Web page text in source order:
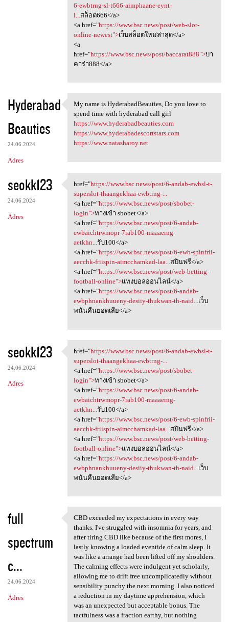
6-ewbtrng-sl-t666-aimphaane-eynt-
l... สล็อต666</a>
<a href="https://www.bsc.news/post/web-slot-
online-newest">เว็บสล็อตใหม่ล่าสุด</a>
<a
href="https://www.bsc.news/post/baccarat888">บา
คาร่า888</a>
Hyderabad
Beauties
24.06.2024
Adres
My name is HyderabadBeauties,
My name is HyderabadBeauties, Do you love to
spend time with hyderabad call girl
https://www.hyderabadbeauties.com
https://www.hyderabadescortstars.com
https://www.natasharoy.net
seokk123
24.06.2024
Adres
href="https://www.bsc.news
href="https://www.bsc.news/post/6-andab-ewbsl-t-
superslot-thaangekhaa-ewbtrng-...
<a href="https://www.bsc.news/post/sbobet-
login">ทางเข้า sbobet</a>
<a href="https://www.bsc.news/post/6-andab-
ewbaichtrwmopr-7rab100-maaaerng-
aetkhn...รับ100</a>
<a href="https://www.bsc.news/post/6-ewb-spinfrii-
aecchk-friispin-aimcchamkad-laa...สปินฟรี</a>
<a href="https://www.bsc.news/post/web-betting-
football-online">แทงบอลออนไลน์</a>
<a href="https://www.bsc.news/post/6-andab-
ewbphnankhuueny-desiiy-thukwan-th-naid...เว็บ
พนันคืนยอดเสีย</a>
seokk123
24.06.2024
Adres
href="https://www.bsc.news
href="https://www.bsc.news/post/6-andab-ewbsl-t-
superslot-thaangekhaa-ewbtrng-...
<a href="https://www.bsc.news/post/sbobet-
login">ทางเข้า sbobet</a>
<a href="https://www.bsc.news/post/6-andab-
ewbaichtrwmopr-7rab100-maaaerng-
aetkhn... รับ100</a>
<a href="https://www.bsc.news/post/6-ewb-spinfrii-
aecchk-friispin-aimcchamkad-laa... สปินฟรี</a>
<a href="https://www.bsc.news/post/web-betting-
football-online">แทงบอลออนไลน์</a>
<a href="https://www.bsc.news/post/6-andab-
ewbphnankhuueny-desiiy-thukwan-th-naid... เว็บ
พนันคืนยอดเสีย</a>
full
spectrum
c...
24.06.2024
Adres
CBD exceeded my expectations
CBD exceeded my expectations in every way
thanks. I've struggled with insomnia for years, and
after tiring CBD like because of the first mores, I
lastly knowing a loaded eventide of calm sleep. It
was like a arrange had been lifted off my shoulders.
The calming effects were indulgent yet scholarly,
allowing me to drift free uncomplicatedly without
sensibility punchy the next morning. I also noticed
a reduction in my daytime apprehension, which
was an unexpected but acceptable bonus. The
tactfulness was a fraction earthy, but nothing